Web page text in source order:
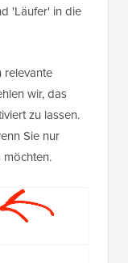
'Läufer' in die
relevante
wir, das
zu lassen.
Sie nur